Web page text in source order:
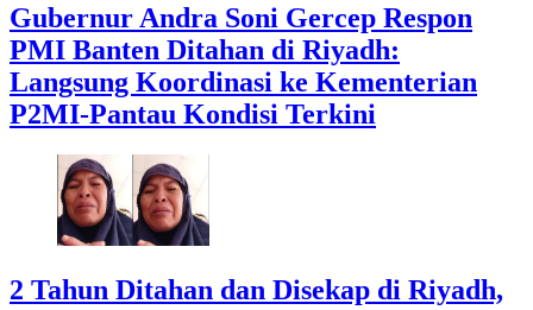
Gubernur Andra Soni Gercep Respon
PMI Banten Ditahan di Riyadh:
Langsung Koordinasi ke Kementerian
P2MI-Pantau Kondisi Terkini
2 Tahun Ditahan dan Disekap di Riyadh,